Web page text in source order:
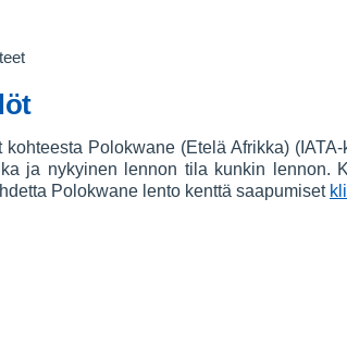
Polokwane (Etelä Afrikka)
ja nykyinen lennon tila kunkin lennon.
Polokwane lento kenttä saapumiset